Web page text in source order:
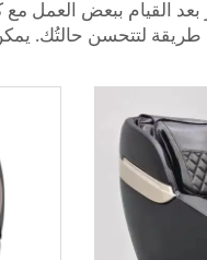
طريقة لتتحسن حالتُك.